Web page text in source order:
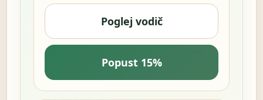
Poglej vodič
Popust 15%